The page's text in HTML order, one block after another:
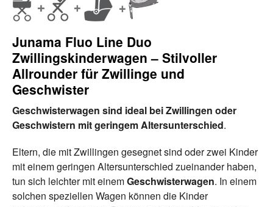
Junama Fluo Line Duo
Zwillingskinderwagen – Stilvoller
Allrounder für Zwillinge und
Geschwister
Geschwisterwagen sind ideal bei Zwillingen oder
Geschwistern mit geringem Altersunterschied.
Eltern, die mit Zwillingen gesegnet sind oder zwei Kinder
mit einem geringen Altersunterschied zueinander haben,
tun sich leichter mit einemGeschwisterwagen. In einem
solchen speziellen Wagen können die Kinder